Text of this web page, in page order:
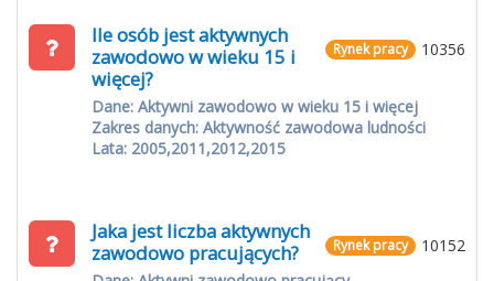
10356
Rynek pracy
Ile osób jest aktywnych
zawodowo w wieku 15 i
więcej?
Dane: Aktywni zawodowo w wieku 15 i więcej
Zakres danych: Aktywność zawodowa ludności
Lata: 2005,2011,2012,2015
10152
Rynek pracy
Jaka jest liczba aktywnych
zawodowo pracujących?